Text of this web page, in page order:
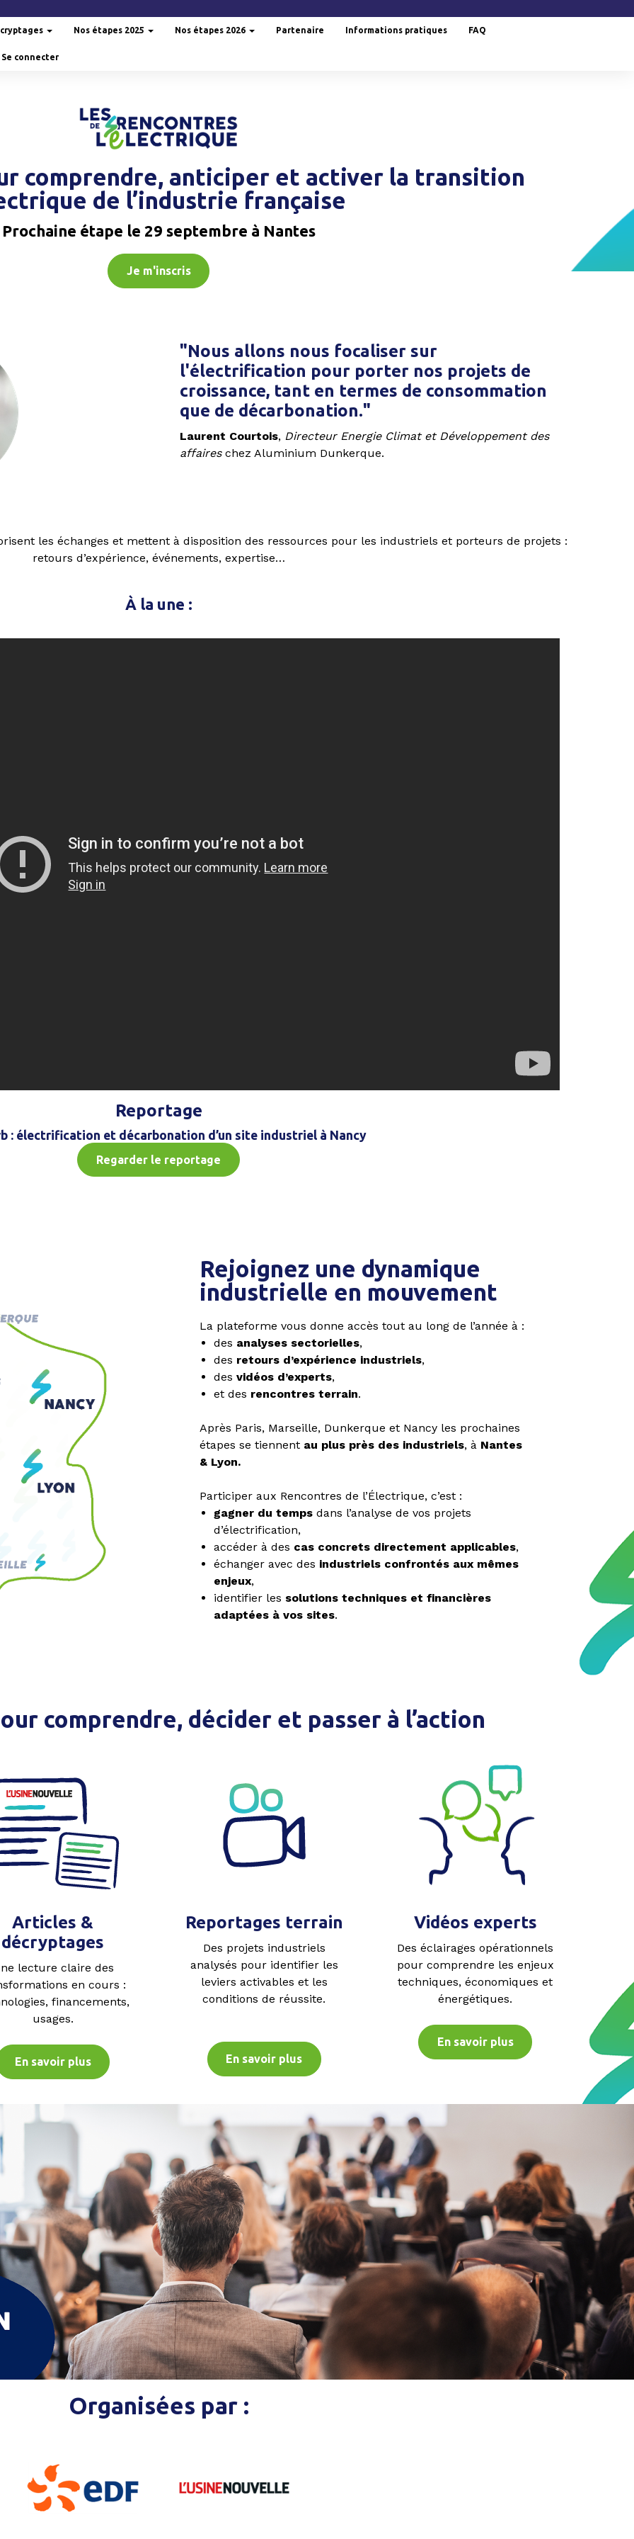
Nos étapes 2025 Nos étapes 2026 Partenaire Informations pratiques FAQ
Se connecter
comprendre, anticiper et activer la transition
de l’industrie française
Prochaine étape le 29 septembre à Nantes
Je m'inscris
"Nous allons nous focaliser sur
l'électrification pour porter nos projets de
croissance, tant en termes de consommation
que de décarbonation."
Laurent Courtois, Directeur Energie Climat et Développement des
affaireschez Aluminium Dunkerque.
les échanges et mettent à disposition des ressources pour les industriels et porteurs de projets :
retours d’expérience, événements, expertise…
À la une :
Reportage
: électrification et décarbonation d’un site industriel à Nancy
Regarder le reportage
Rejoignez une dynamique
industrielle en mouvement
La plateforme vous donne accès tout au long de l’année à :
des analyses sectorielles,
des retours d’expérience industriels,
desvidéos d’experts,
et des rencontres terrain.
Après Paris, Marseille, Dunkerque et Nancy les prochaines
étapes se tiennent au plus près des industriels, à Nantes
& Lyon.
Participer aux Rencontres de l’Électrique, c’est :
gagner du temps dans l’analyse de vos projets
d’électrification,
accéder à des cas concrets directement applicables,
échanger avec des industriels confrontés aux mêmes
enjeux,
identifier les solutions techniques et financières
adaptées à vos sites.
comprendre, décider et passer à l’action
Articles &
décryptages
lecture claire des
en cours :
financements,
usages.
En savoir plus
Reportages terrain
Des projets industriels
analysés pour identifier les
leviers activables et les
conditions de réussite.
En savoir plus
Vidéos experts
Des éclairages opérationnels
pour comprendre les enjeux
techniques, économiques et
énergétiques.
En savoir plus
Organisées par :